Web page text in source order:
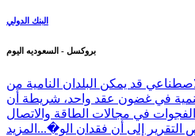
البنك الدولي
بروكسل - السعوديه اليوم
قد يمكن البلدان النامية من
في غضون عقد واحد، شريطة أن
في مجالات الطاقة والاتصال
التقرير إلى أن فقدان الو�... المزيد